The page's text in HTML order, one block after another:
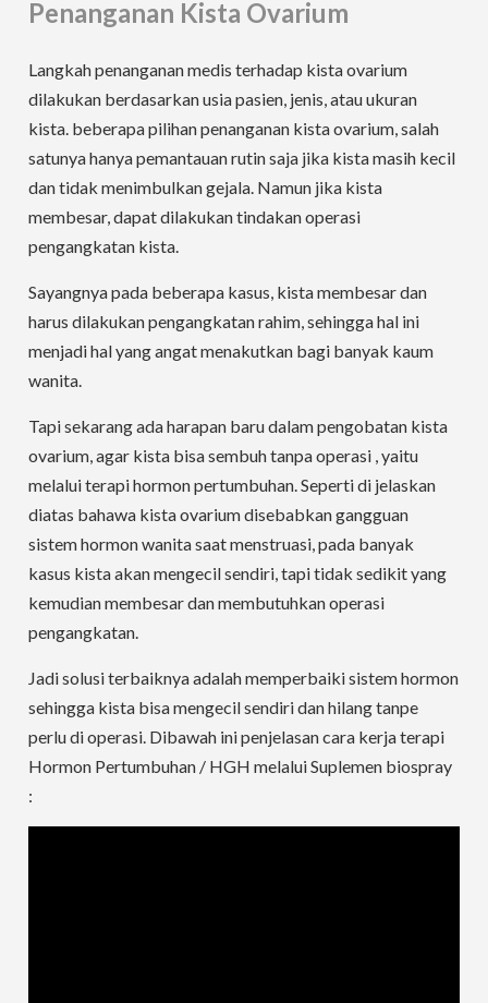
Penanganan Kista Ovarium
Langkah penanganan medis terhadap kista ovarium
dilakukan berdasarkan usia pasien, jenis, atau ukuran
kista. beberapa pilihan penanganan kista ovarium, salah
satunya hanya pemantauan rutin saja jika kista masih kecil
dan tidak menimbulkan gejala. Namun jika kista
membesar, dapat dilakukan tindakan operasi
pengangkatan kista.
Sayangnya pada beberapa kasus, kista membesar dan
harus dilakukan pengangkatan rahim, sehingga hal ini
menjadi hal yang angat menakutkan bagi banyak kaum
wanita.
Tapi sekarang ada harapan baru dalam pengobatan kista
ovarium, agar kista bisa sembuh tanpa operasi , yaitu
melalui terapi hormon pertumbuhan. Seperti di jelaskan
diatas bahawa kista ovarium disebabkan gangguan
sistem hormon wanita saat menstruasi, pada banyak
kasus kista akan mengecil sendiri, tapi tidak sedikit yang
kemudian membesar dan membutuhkan operasi
pengangkatan.
Jadi solusi terbaiknya adalah memperbaiki sistem hormon
sehingga kista bisa mengecil sendiri dan hilang tanpe
perlu di operasi. Dibawah ini penjelasan cara kerja terapi
Hormon Pertumbuhan / HGH melalui Suplemen biospray
: